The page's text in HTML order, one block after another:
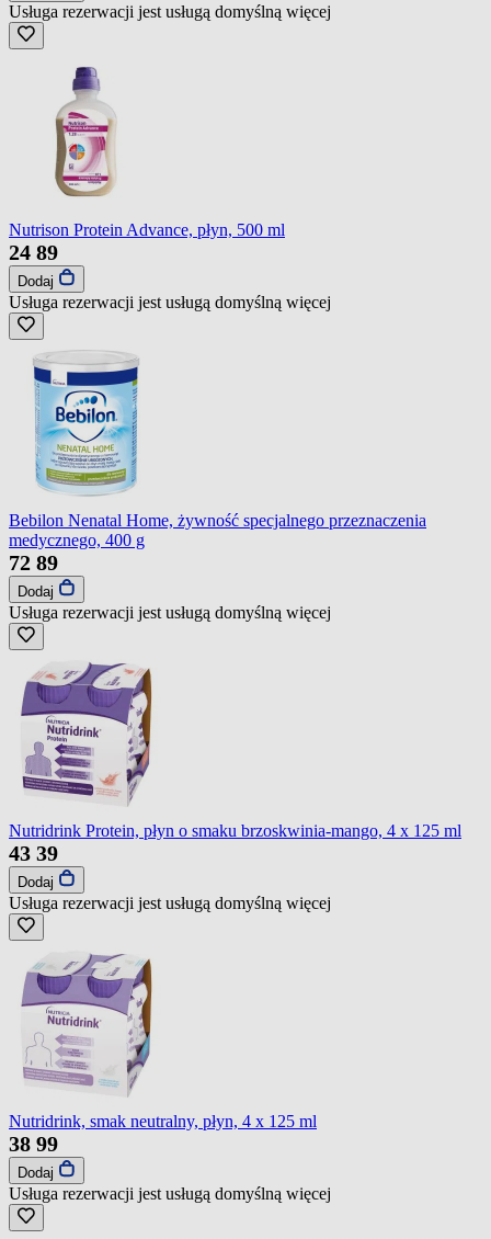
Usługa rezerwacji jest usługą domyślną więcej
Nutrison Protein Advance, płyn, 500 ml
24 89
Dodaj
Usługa rezerwacji jest usługą domyślną więcej
Bebilon Nenatal Home, żywność specjalnego przeznaczenia
medycznego, 400 g
72 89
Dodaj
Usługa rezerwacji jest usługą domyślną więcej
Nutridrink Protein, płyn o smaku brzoskwinia-mango, 4 x 125 ml
43 39
Dodaj
Usługa rezerwacji jest usługą domyślną więcej
Nutridrink, smak neutralny, płyn, 4 x 125 ml
38 99
Dodaj
Usługa rezerwacji jest usługą domyślną więcej